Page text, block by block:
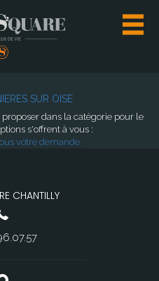
SUR OISE
dans la catégorie pour le
s'offrent à vous :
votre demande
CHANTILLY